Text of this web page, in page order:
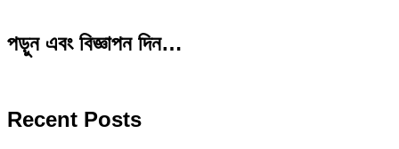
পড়ুন এবং বিজ্ঞাপন দিন…
Recent Posts